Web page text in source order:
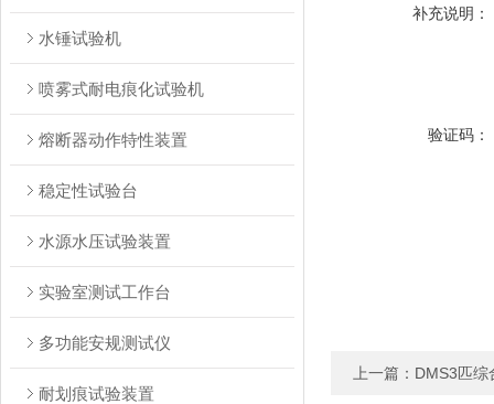
水锤试验机
喷雾式耐电痕化试验机
熔断器动作特性装置
稳定性试验台
水源水压试验装置
实验室测试工作台
多功能安规测试仪
耐划痕试验装置
补充说明：
验证码：
上一篇： DMS3匹综